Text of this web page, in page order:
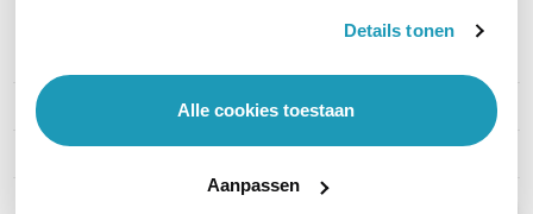
Details tonen
Alle cookies toestaan
Aanpassen
Merk APC
0731304647645